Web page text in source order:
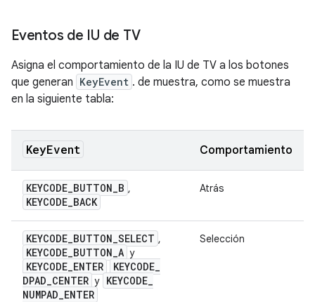
Eventos de IU de TV
Asigna el comportamiento de la IU de TV a los botones
que generan KeyEvent . de muestra, como se muestra
en la siguiente tabla:
KeyEvent Comportamiento
KEYCODE_BUTTON_B ,
KEYCODE_BACK
Atrás
KEYCODE_BUTTON_SELECT ,
KEYCODE_BUTTON_A y
KEYCODE_ENTER KEYCODE_
DPAD_CENTER y KEYCODE_
NUMPAD_ENTER
Selección